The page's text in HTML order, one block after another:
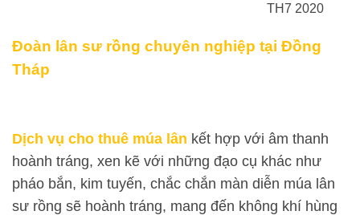
TH7 2020
Đoàn lân sư rồng chuyên nghiệp tại Đồng
Tháp
Dịch vụ cho thuê múa lân kết hợp với âm thanh
hoành tráng, xen kẽ với những đạo cụ khác như
pháo bắn, kim tuyến, chắc chắn màn diễn múa lân
sư rồng sẽ hoành tráng, mang đến không khí hùng